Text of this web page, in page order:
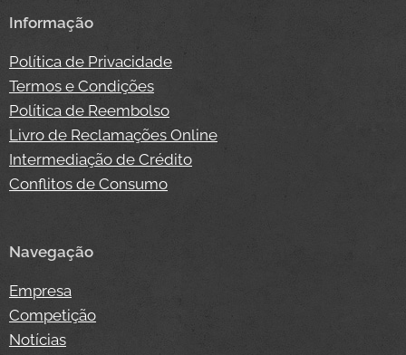
Informação
Política de Privacidade
Termos e Condições
Política de Reembolso
Livro de Reclamações Online
Intermediação de Crédito
Conflitos de Consumo
Navegação
Empresa
Competição
Notícias